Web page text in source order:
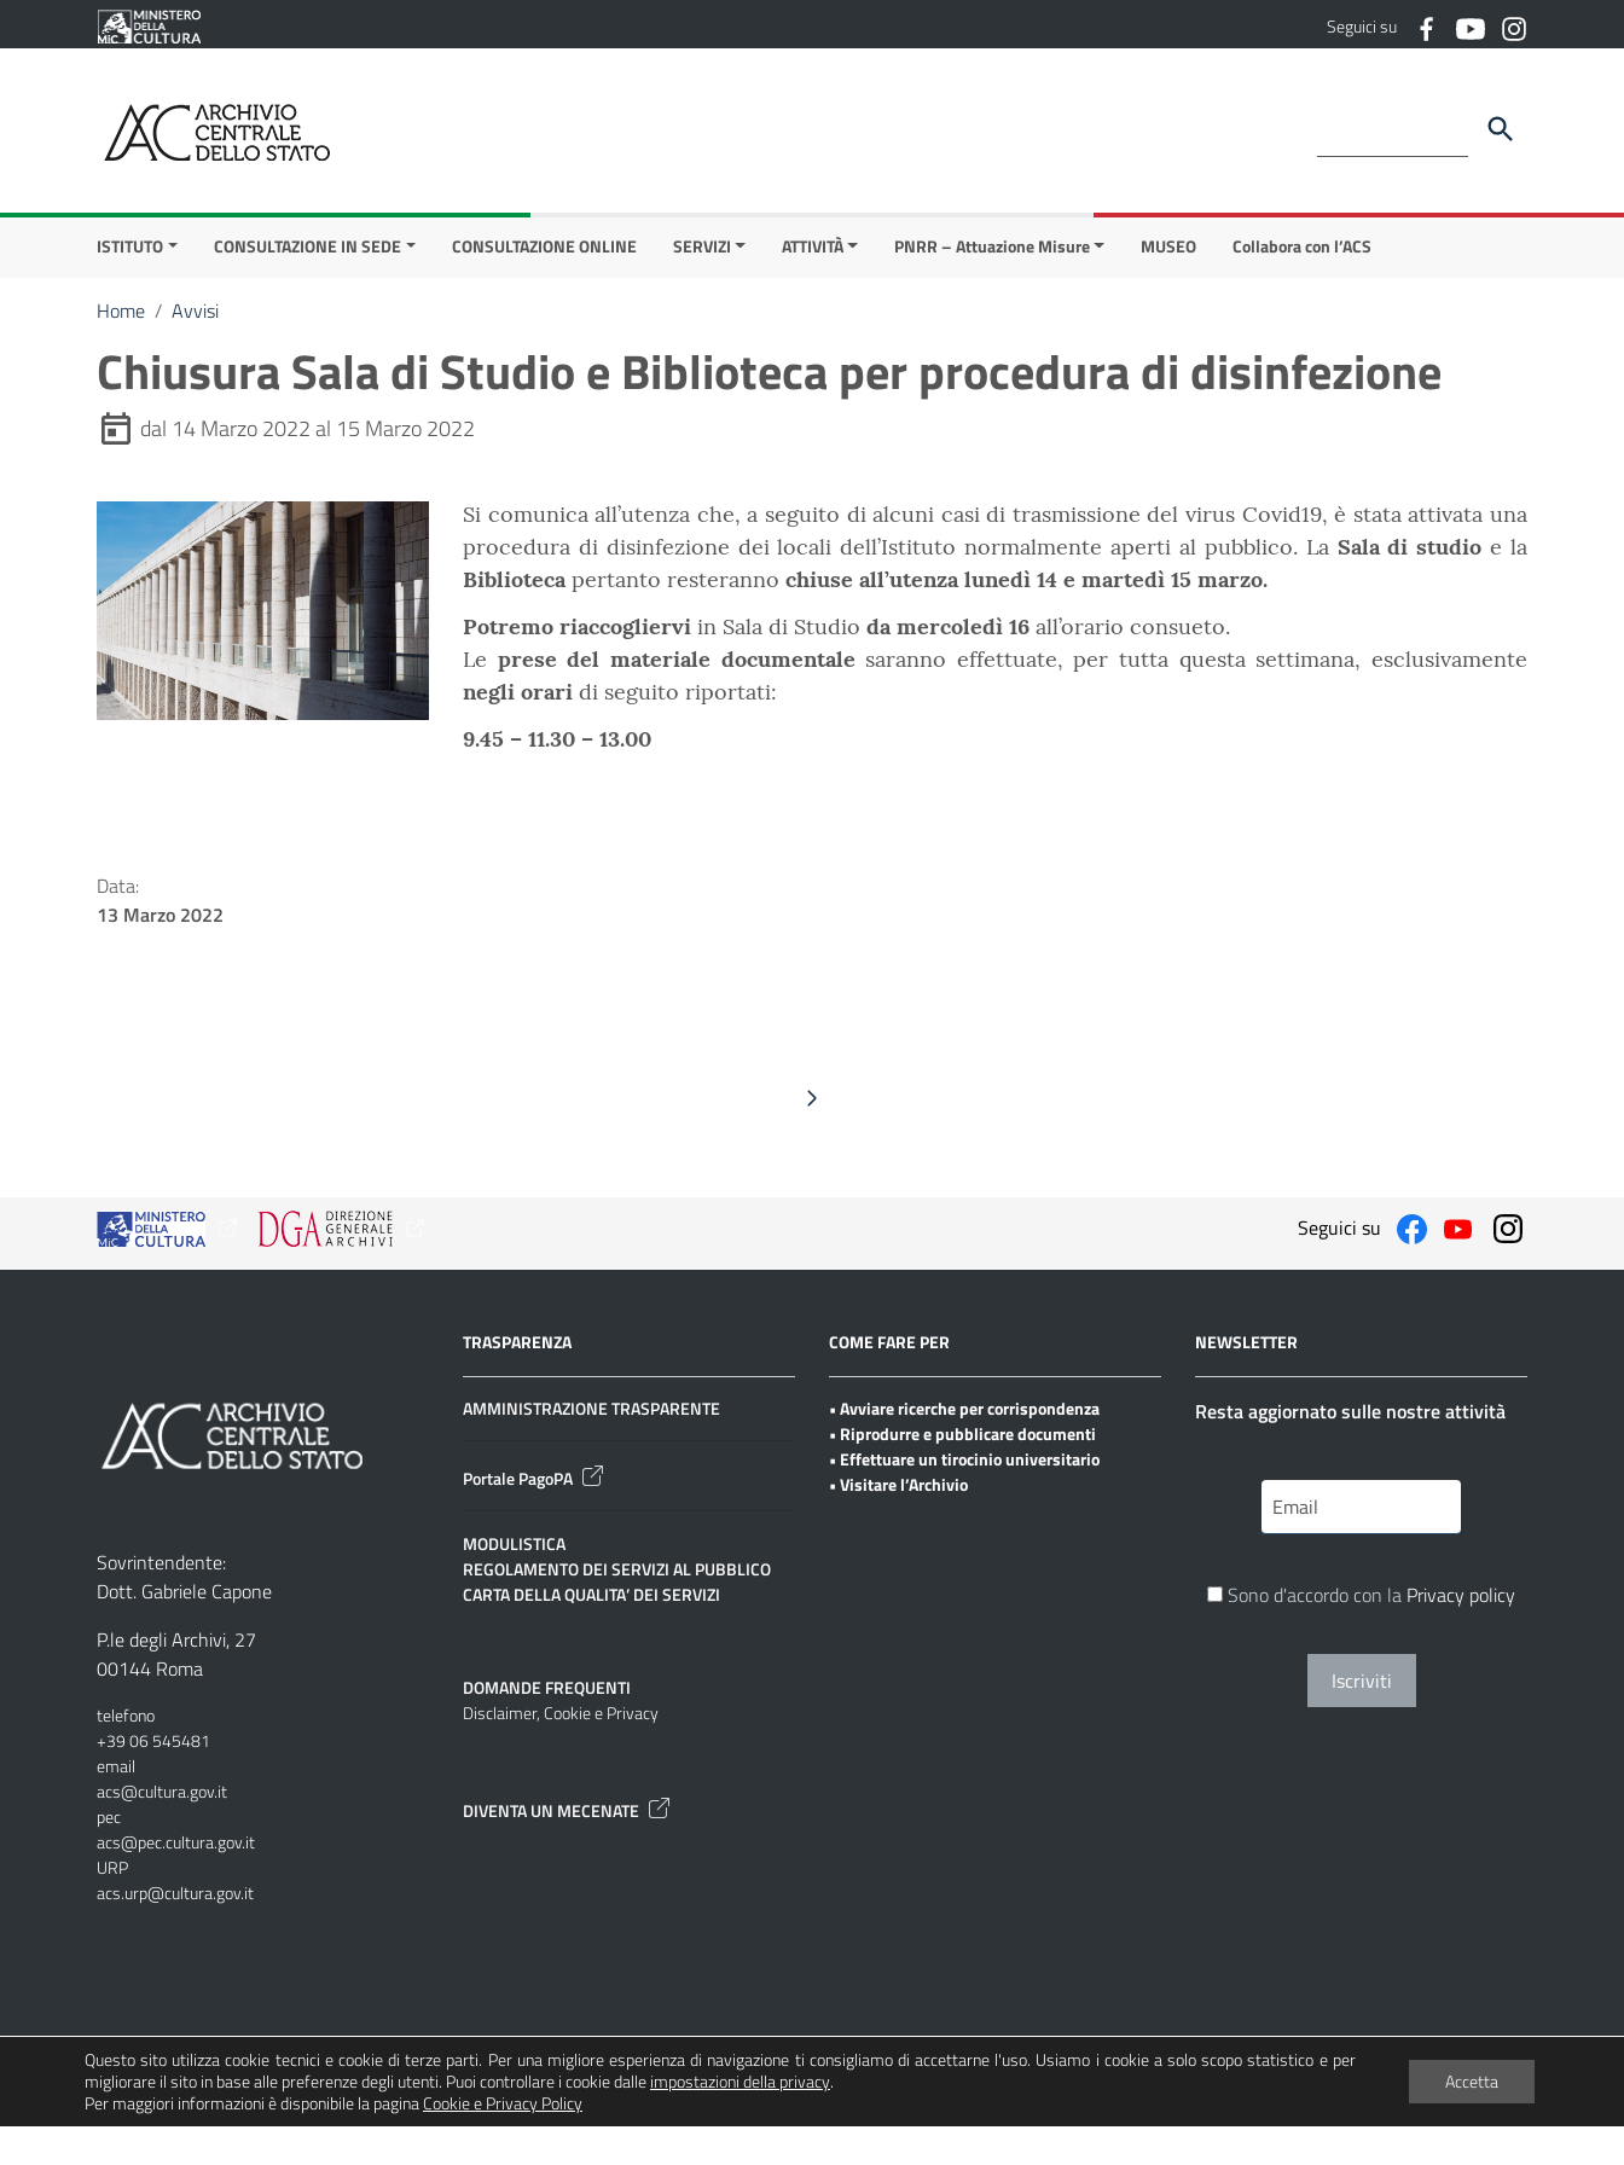
Vai ai contenuti
Vai al menu di navigazione
Seguici su
ISTITUTO CONSULTAZIONE IN SEDE CONSULTAZIONE ONLINE SERVIZI ATTIVITÀ PNRR – Attuazione Misure MUSEO Collabora con l’ACS
Home / Avvisi
Chiusura Sala di Studio e Biblioteca per procedura di disinfezione
dal 14 Marzo 2022 al 15 Marzo 2022
Si comunica all’utenza che, a seguito di alcuni casi di trasmissione del virus Covid19, è stata attivata una
procedura di disinfezione dei locali dell’Istituto normalmente aperti al pubblico. La Sala di studio e la
Bibliotecapertanto resteranno chiuse all’utenza lunedì 14 e martedì 15 marzo.
Potremo riaccogliervi in Sala di Studio da mercoledì 16 all’orario consueto.
Le prese del materiale documentale saranno effettuate, per tutta questa settimana, esclusivamente
negli orari di seguito riportati:
9.45 – 11.30 – 13.00
Data:
13 Marzo 2022
Seguici su
Sovrintendente:
Dott. Gabriele Capone
P.le degli Archivi, 27
00144 Roma
telefono
+39 06 545481
email
acs@cultura.gov.it
pec
acs@pec.cultura.gov.it
URP
acs.urp@cultura.gov.it
TRASPARENZA
AMMINISTRAZIONE TRASPARENTE
Portale PagoPA
MODULISTICA
REGOLAMENTO DEI SERVIZI AL PUBBLICO
CARTA DELLA QUALITA’ DEI SERVIZI
DOMANDE FREQUENTI
Disclaimer, Cookie e Privacy
DIVENTA UN MECENATE
COME FARE PER
• Avviare ricerche per corrispondenza
• Riprodurre e pubblicare documenti
• Effettuare un tirocinio universitario
• Visitare l’Archivio
NEWSLETTER
Resta aggiornato sulle nostre attività
Sono d'accordo con la Privacy policy
Iscriviti
Questo sito utilizza cookie tecnici e cookie di terze parti. Per una migliore esperienza di navigazione ti consigliamo di accettarne l'uso. Usiamo i cookie a solo scopo statistico e per
migliorare il sito in base alle preferenze degli utenti. Puoi controllare i cookie dalleimpostazioni della privacy.
Per maggiori informazioni è disponibile la paginaCookie e Privacy Policy
Accetta